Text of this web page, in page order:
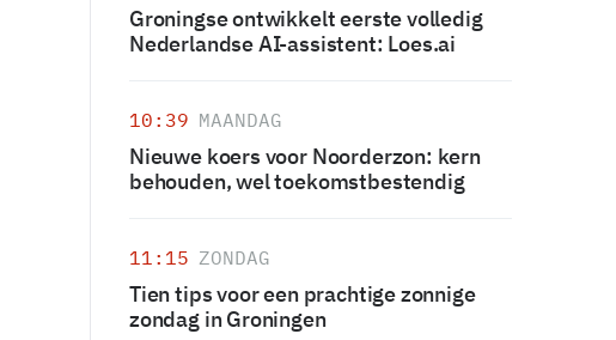
Groningse ontwikkelt eerste volledig
Nederlandse AI-assistent: Loes.ai
10:39 MAANDAG
Nieuwe koers voor Noorderzon: kern
behouden, wel toekomstbestendig
11:15 ZONDAG
Tien tips voor een prachtige zonnige
zondag in Groningen